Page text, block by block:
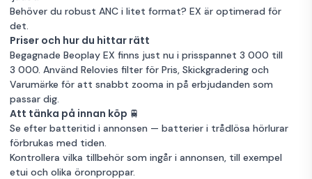
Behöver du robust ANC i litet format? EX är optimerad för
det.
Priser och hur du hittar rätt
Begagnade Beoplay EX finns just nu i prisspannet 3 000 till
3 000. Använd Relovies filter för Pris, Skickgradering och
Varumärke för att snabbt zooma in på erbjudanden som
passar dig.
Att tänka på innan köp 🚆
Se efter batteritid i annonsen — batterier i trådlösa hörlurar
förbrukas med tiden.
Kontrollera vilka tillbehör som ingår i annonsen, till exempel
etui och olika öronproppar.